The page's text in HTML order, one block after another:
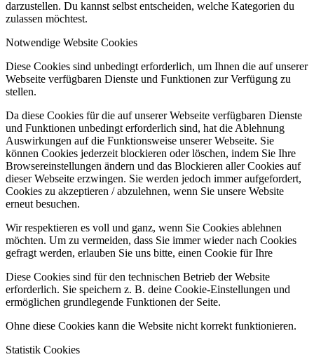
darzustellen. Du kannst selbst entscheiden, welche Kategorien du
zulassen möchtest.
Notwendige Website Cookies
Diese Cookies sind unbedingt erforderlich, um Ihnen die auf unserer
Webseite verfügbaren Dienste und Funktionen zur Verfügung zu
stellen.
Da diese Cookies für die auf unserer Webseite verfügbaren Dienste
und Funktionen unbedingt erforderlich sind, hat die Ablehnung
Auswirkungen auf die Funktionsweise unserer Webseite. Sie
können Cookies jederzeit blockieren oder löschen, indem Sie Ihre
Browsereinstellungen ändern und das Blockieren aller Cookies auf
dieser Webseite erzwingen. Sie werden jedoch immer aufgefordert,
Cookies zu akzeptieren / abzulehnen, wenn Sie unsere Website
erneut besuchen.
Wir respektieren es voll und ganz, wenn Sie Cookies ablehnen
möchten. Um zu vermeiden, dass Sie immer wieder nach Cookies
gefragt werden, erlauben Sie uns bitte, einen Cookie für Ihre
Diese Cookies sind für den technischen Betrieb der Website
erforderlich. Sie speichern z. B. deine Cookie-Einstellungen und
ermöglichen grundlegende Funktionen der Seite.
Ohne diese Cookies kann die Website nicht korrekt funktionieren.
Statistik Cookies